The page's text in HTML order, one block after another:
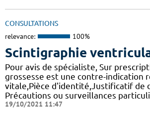
CONSULTATIONS
relevance: 100%
Scintigraphie
Pour avis de spécialiste, Sur
grossesse est une contre-indication
vitale,Pièce d'identité,Justificatif de
Précautions ou surveillances
19/10/2021 11:47